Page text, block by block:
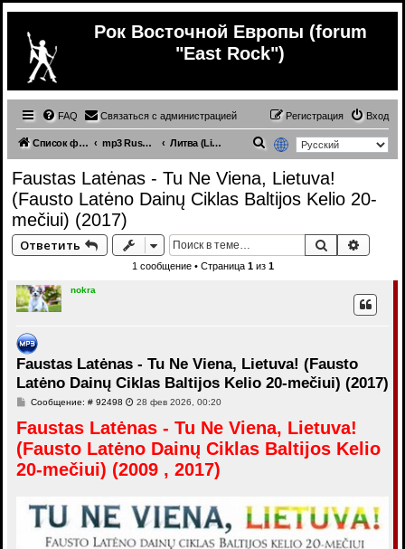
Рок Восточной Европы (forum
"East Rock")
FAQ Связаться с администрацией Вход
Регистрация
Список форумов mp3 Russian (& ex.USSR) music Литва (Lietuva) (different genres)
с
Faustas Latėnas - Tu Ne Viena, Lietuva!
(Fausto Latėno Dainų Ciklas Baltijos Kelio 20-
mečiui) (2017)
Ответить Поиск
1 сообщение • Страница 1из 1
nokra
Faustas Latėnas - Tu Ne Viena, Lietuva! (Fausto
Latėno Dainų Ciklas Baltijos Kelio 20-mečiui) (2017)
Сообщение: # 92498С
о
б
щ
е
н
и
28 фев 2026, 00:20
Faustas Latėnas - Tu Ne Viena, Lietuva!
(Fausto Latėno Dainų Ciklas Baltijos Kelio
20-mečiui) (2009 , 2017)